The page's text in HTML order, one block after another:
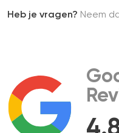
Heb je vragen? Neem